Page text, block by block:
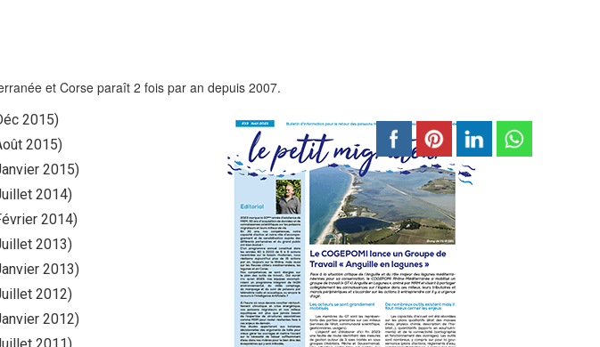
et Corse paraît 2 fois par an depuis 2007.
2015)
2015)
2015)
2014)
2014)
2013)
2013)
2012)
2012)